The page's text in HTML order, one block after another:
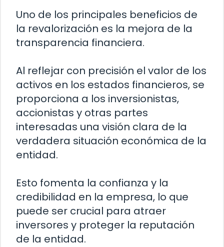
Uno de los principales beneficios de
la revalorización es la mejora de la
transparencia financiera.
Al reflejar con precisión el valor de los
activos en los estados financieros, se
proporciona a los inversionistas,
accionistas y otras partes
interesadas una visión clara de la
verdadera situación económica de la
entidad.
Esto fomenta la confianza y la
credibilidad en la empresa, lo que
puede ser crucial para atraer
inversores y proteger la reputación
de la entidad.